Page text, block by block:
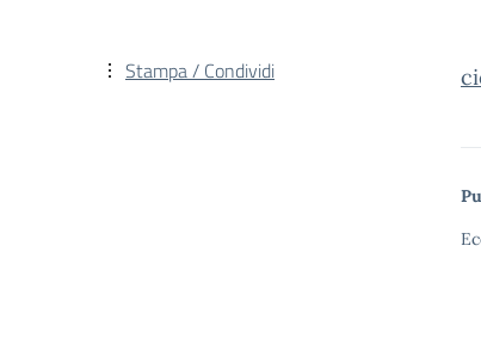
Stampa / Condividi